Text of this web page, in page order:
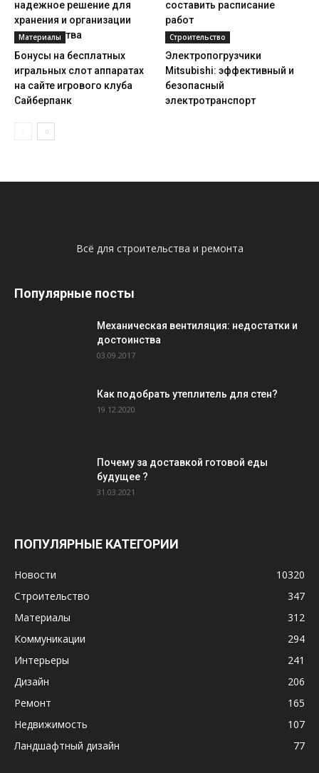
надежное решение для
хранения и организации
пространства
составить расписание
работ
Материалы
Бонусы на бесплатных
игральных слот аппаратах
на сайте игрового клуба
Сайберпанк
Строительство
Электропогрузчики
Mitsubishi: эффективный и
безопасный
электротранспорт
Всё для строительства и ремонта
Популярные посты
Механическая вентиляция: недостатки и
достоинства
03.09.2017
Как подобрать утеплитель для стен?
19.12.2020
Почему за доставкой готовой еды
будущее ?
31.03.2021
ПОПУЛЯРНЫЕ КАТЕГОРИИ
Новости
10320
Строительство
347
Материалы
312
Коммуникации
294
Интерьеры
241
Дизайн
206
Ремонт
165
Недвижимость
107
Ландшафтный дизайн
77